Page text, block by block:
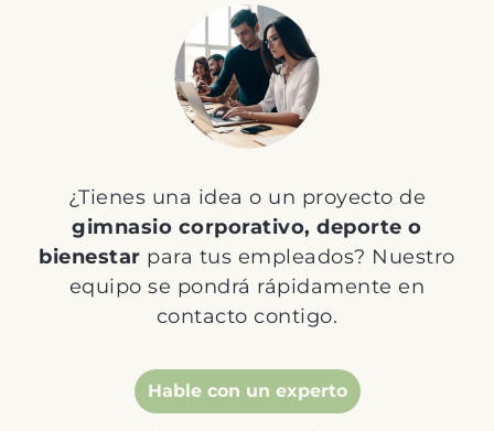
¿Tienes una idea o un proyecto de
gimnasio corporativo, deporte o
bienestar para tus empleados? Nuestro
equipo se pondrá rápidamente en
contacto contigo.
Hable con un experto